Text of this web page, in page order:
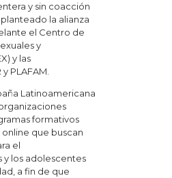
y sin coacción
la alianza
el Centro de
y
y las
PLAFAM.
Latinoamericana
formativos
que buscan
el
los adolescentes
a fin de que